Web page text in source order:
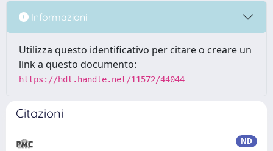
Informazioni
Utilizza questo identificativo per citare o creare un
link a questo documento:
https://hdl.handle.net/11572/44044
Citazioni
ND